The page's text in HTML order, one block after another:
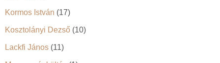
Kormos István (17)
Kosztolányi Dezső (10)
Lackfi János (11)